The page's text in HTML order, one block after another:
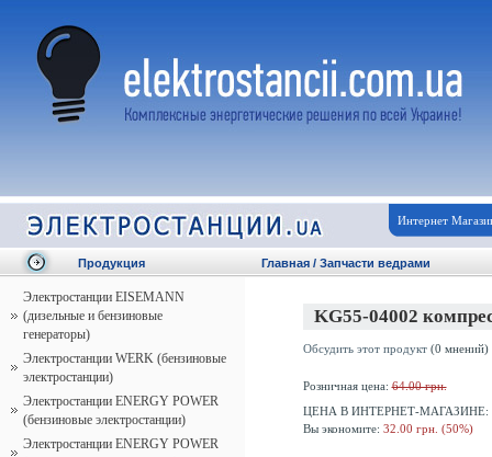
Интернет
Продукция
Электростанции EISEMANN
(дизельные и бензиновые
генераторы)
Электростанции WERK (бензиновые
электростанции)
Электростанции ENERGY POWER
(бензиновые электростанции)
Электростанции ENERGY POWER
Главная / Запчасти ведрами
KG55-04002
Обсудить этот продукт(0 мнений)
Розничная цена:64.00 грн.
ЦЕНА В ИНТЕРНЕТ-МАГАЗИНЕ:
Вы экономите: 32.00 грн. (50%)